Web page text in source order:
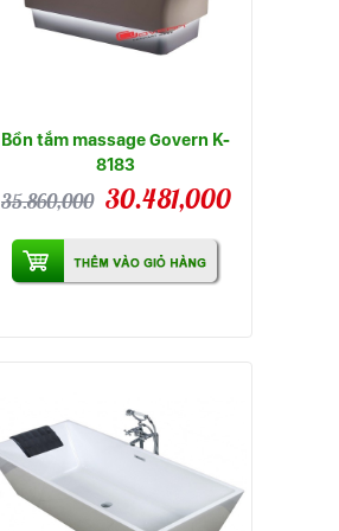
Bồn tắm massage Govern K-
8183
35.860,000 30.481,000